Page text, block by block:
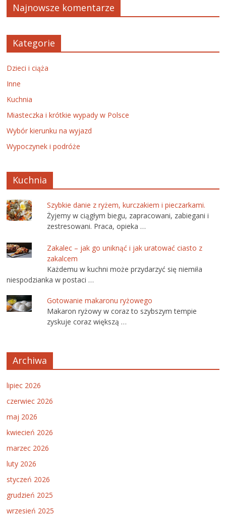
Najnowsze komentarze
Kategorie
Dzieci i ciąża
Inne
Kuchnia
Miasteczka i krótkie wypady w Polsce
Wybór kierunku na wyjazd
Wypoczynek i podróże
Kuchnia
Szybkie danie z ryżem, kurczakiem i pieczarkami.
Żyjemy w ciągłym biegu, zapracowani, zabiegani i
zestresowani. Praca, opieka …
Zakalec – jak go uniknąć i jak uratować ciasto z
zakalcem
Każdemu w kuchni może przydarzyć się niemiła
niespodzianka w postaci …
Gotowanie makaronu ryżowego
Makaron ryżowy w coraz to szybszym tempie
zyskuje coraz większą …
Archiwa
lipiec 2026
czerwiec 2026
maj 2026
kwiecień 2026
marzec 2026
luty 2026
styczeń 2026
grudzień 2025
wrzesień 2025